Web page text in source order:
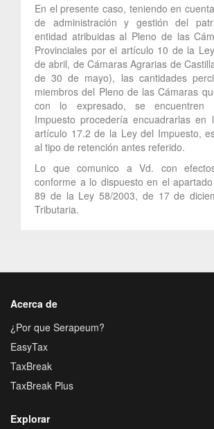
En el presente caso, teniendo en
de administración y gestión del
entidad atribuidas al Pleno de las
Provinciales por el artículo 10 de la
de abril, de Cámaras Agrarias de
de 30 de mayo), las cantidades
miembros del Pleno de las Cámaras
con lo expresado, se encuentren
Impuesto procedería encuadrarlas
artículo 17.2 de la Ley del Impuesto,
al tipo de retención antes referido.
Lo que comunico a Vd. con
conforme a lo dispuesto en el
89 de la Ley 58/2003, de 17 de
Tributaria.
Acerca de
¿Por que Serapeum?
EasyTax
TaxBreak
TaxBreak Plus
Explorar